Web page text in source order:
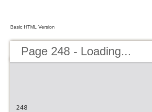
Basic HTML Version
Page 248 - Loading...
248